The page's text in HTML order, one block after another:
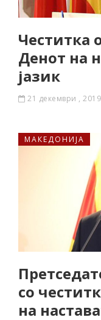
Честитка
Денот на
јазик
21 декември , 2019
МАКЕДОНИЈА
со
на